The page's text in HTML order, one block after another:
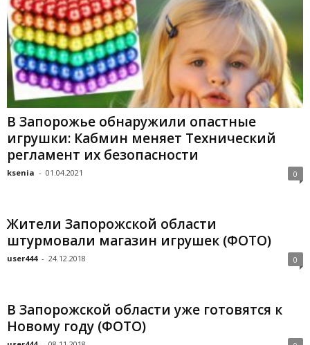
В Запорожье обнаружили опастные
игрушки: Кабмин меняет Технический
регламент их безопасности
ksenia - 01.04.2021 0
Жители Запорожской области
штурмовали магазин игрушек (ФОТО)
user444 - 24.12.2018 0
В Запорожской области уже готовятся к
Новому году (ФОТО)